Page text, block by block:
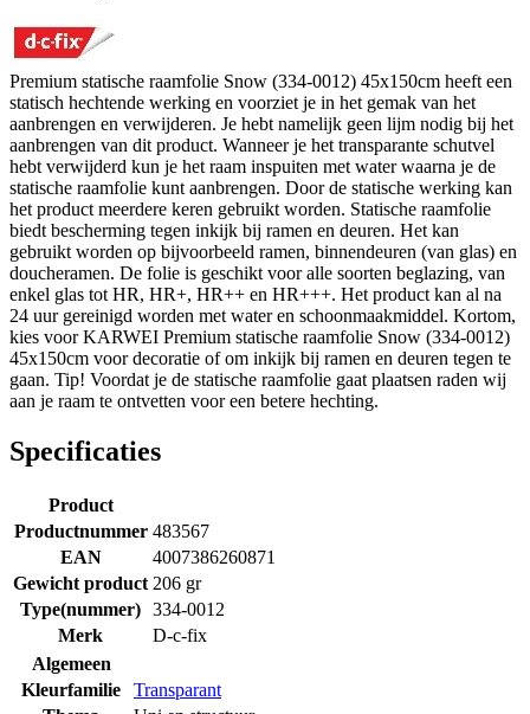
Premium statische raamfolie Snow (334-0012) 45x150cm heeft een
statisch hechtende werking en voorziet je in het gemak van het
aanbrengen en verwijderen. Je hebt namelijk geen lijm nodig bij het
aanbrengen van dit product. Wanneer je het transparante schutvel
hebt verwijderd kun je het raam inspuiten met water waarna je de
statische raamfolie kunt aanbrengen. Door de statische werking kan
het product meerdere keren gebruikt worden. Statische raamfolie
biedt bescherming tegen inkijk bij ramen en deuren. Het kan
gebruikt worden op bijvoorbeeld ramen, binnendeuren (van glas) en
doucheramen. De folie is geschikt voor alle soorten beglazing, van
enkel glas tot HR, HR+, HR++ en HR+++. Het product kan al na
24 uur gereinigd worden met water en schoonmaakmiddel. Kortom,
kies voor KARWEI Premium statische raamfolie Snow (334-0012)
45x150cm voor decoratie of om inkijk bij ramen en deuren tegen te
gaan. Tip! Voordat je de statische raamfolie gaat plaatsen raden wij
aan je raam te ontvetten voor een betere hechting.
Specificaties
Product
Productnummer 483567
EAN
4007386260871
Gewicht product 206 gr
Type(nummer) 334-0012
Merk
D-c-fix
Algemeen
Kleurfamilie
Transparant